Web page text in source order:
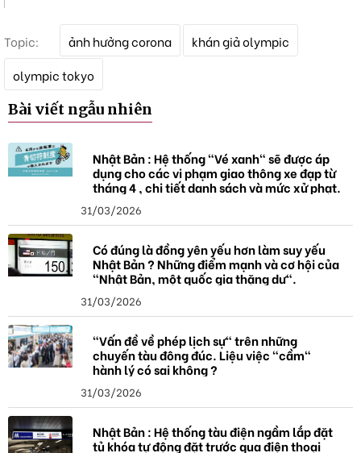
Topic:
h
a
ảnh hưởng corona
khán giả olympic
olympic tokyo
Bài viết ngẫu nhiên
Nhật Bản : Hệ thống "Vé xanh" sẽ được áp
dụng cho các vi phạm giao thông xe đạp từ
tháng 4 , chi tiết danh sách và mức xử phạt.
31/03/2026
Có đúng là đồng yên yếu hơn làm suy yếu
Nhật Bản ? Những điểm mạnh và cơ hội của
"Nhật Bản, một quốc gia thặng dư".
31/03/2026
"Vấn đề về phép lịch sự" trên những
chuyến tàu đông đúc. Liệu việc "cầm"
hành lý có sai không ?
31/03/2026
Nhật Bản : Hệ thống tàu điện ngầm lắp đặt
tủ khóa tự động đặt trước qua điện thoại